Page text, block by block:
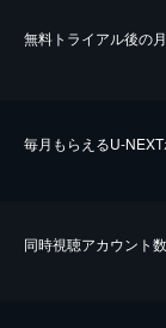
無料トライアル後の
毎⽉もらえるU-NEXT
同時視聴アカウント数